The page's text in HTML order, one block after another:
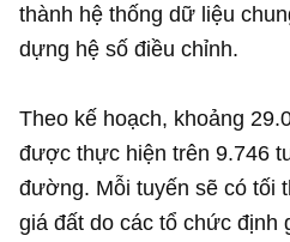
thành hệ thống dữ liệu
dựng hệ số điều chỉnh.
Theo kế hoạch, khoảng
được thực hiện trên 9.746
đường. Mỗi tuyến sẽ có tối
giá đất do các tổ chức định